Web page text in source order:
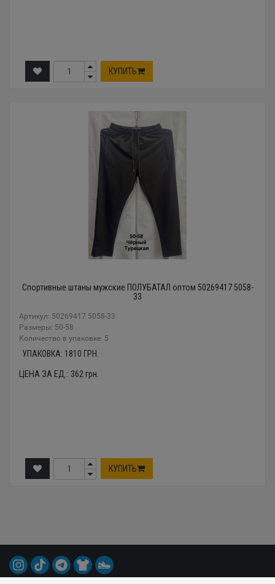
КУПИТЬ
Спортивные штаны мужские ПОЛУБАТАЛ оптом 50269417 5058-
33
Артикул: 50269417 5058-33
Размеры: 50-58
Количество в упаковке: 5
УПАКОВКА: 1810 ГРН.
ЦЕНА ЗА ЕД.: 362грн.
КУПИТЬ